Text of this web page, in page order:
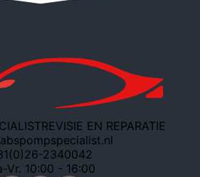
REVISIE EN REPARATIE
2340042
Vr. 10:00 - 16:00